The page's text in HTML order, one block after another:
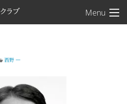
Menu
常陸太田ライオン
西野 一